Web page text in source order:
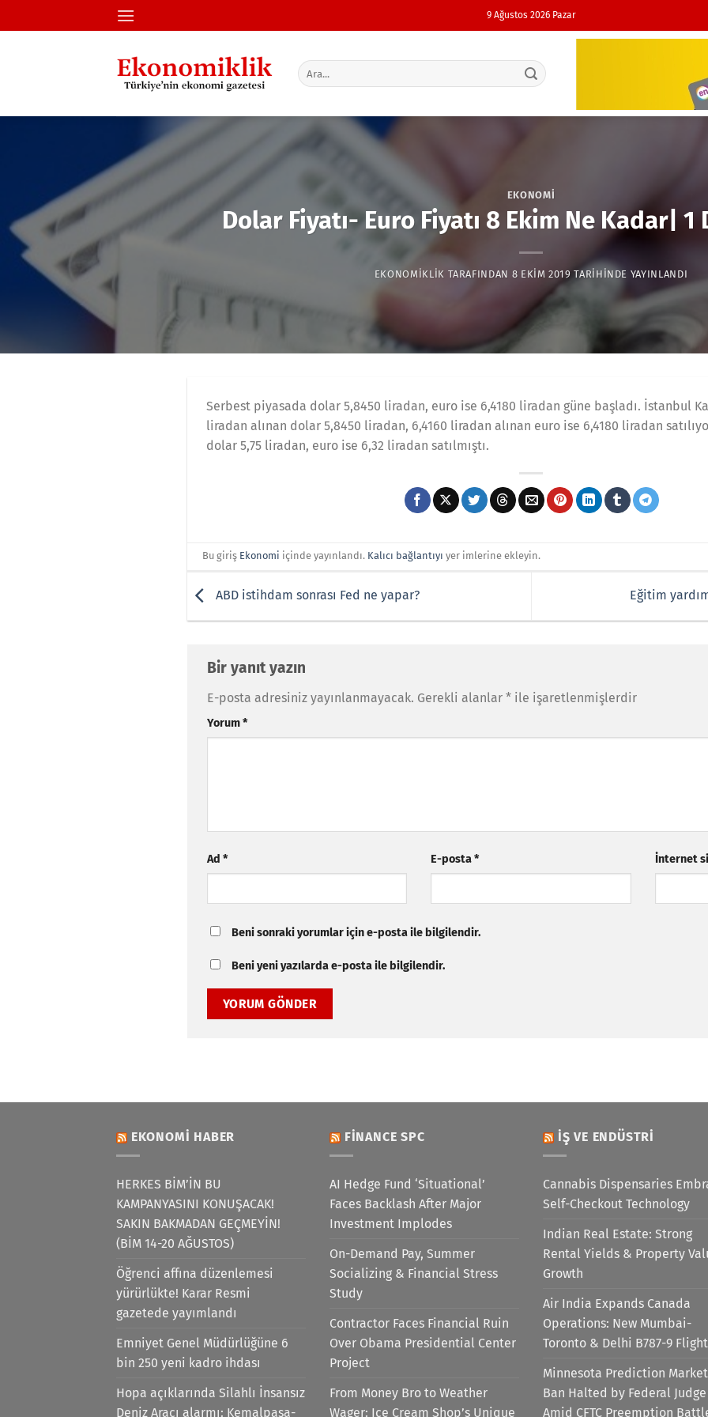
atla
9 Ağustos 2026 Pazar
EKONOMI
Dolar Fiyatı- Euro Fiyatı 8 Ekim Ne Kadar| 1
EKONOMIKLIK TARAFINDAN 8 EKIM 2019 TARIHINDE YAYINLANDI
Serbest piyasada dolar 5,8450 liradan, euro ise 6,4180 liradan güne başladı. İstanbul
liradan alınan dolar 5,8450 liradan, 6,4160 liradan alınan euro ise 6,4180 liradan
dolar 5,75 liradan, euro ise 6,32 liradan satılmıştı.
Bu giriş Ekonomi içinde yayınlandı. Kalıcı bağlantıyı yer imlerine ekleyin.
ABD istihdam sonrası Fed ne yapar? Eğitim
Bir yanıt yazın
E-posta adresiniz yayınlanmayacak. Gerekli alanlar * ile işaretlenmişlerdir
Yorum*
Ad * E-posta* İnternet
Beni sonraki yorumlar için e-posta ile bilgilendir.
Beni yeni yazılarda e-posta ile bilgilendir.
EKONOMI HABER
HERKES BİM’İN BU
KAMPANYASINI KONUŞACAK!
SAKIN BAKMADAN GEÇMEYİN!
(BİM 14-20 AĞUSTOS)
Öğrenci affına düzenlemesi
yürürlükte! Karar Resmi
gazetede yayımlandı
Emniyet Genel Müdürlüğüne 6
bin 250 yeni kadro ihdası
Hopa açıklarında Silahlı İnsansız
Deniz Aracı alarmı: Kemalpaşa-
FINANCE SPC
AI Hedge Fund ‘Situational’
Faces Backlash After Major
Investment Implodes
On-Demand Pay, Summer
Socializing & Financial Stress
Study
Contractor Faces Financial Ruin
Over Obama Presidential Center
Project
From Money Bro to Weather
Wager: Ice Cream Shop’s Unique
İŞ VE ENDÜSTRI
Cannabis Dispensaries
Self-Checkout Technology
Indian Real Estate: Strong
Rental Yields & Property
Growth
Air India Expands Canada
Operations: New Mumbai-
Toronto & Delhi B787-9
Minnesota Prediction Market
Ban Halted by Federal Judge
Amid CFTC Preemption